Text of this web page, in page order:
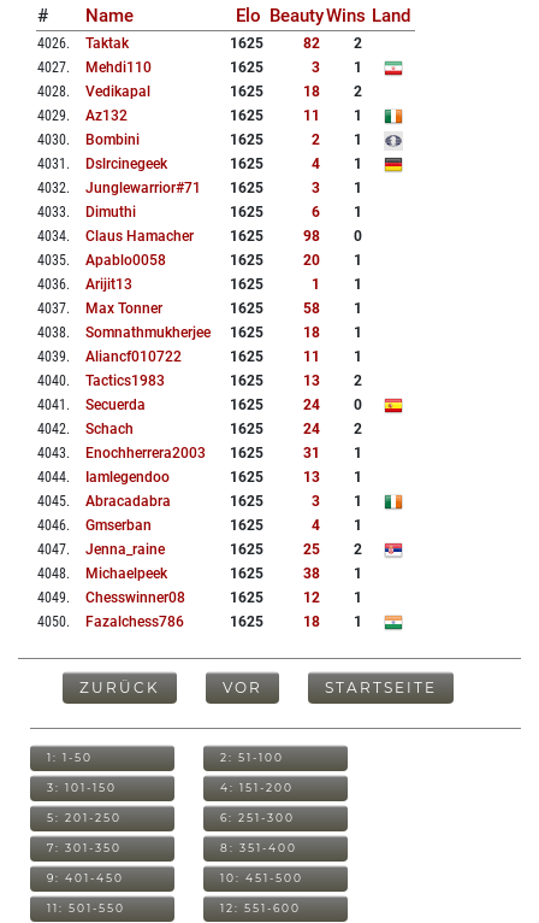
# Name Elo BeautyWins Land
4026. Taktak 1625 82
2
4027. Mehdi110 1625 3
1
4028. Vedikapal 1625 18
2
4029. Az132 1625 11
1
4030. Bombini 1625 2
1
4031 . Dslrcinegeek 1625 4
1
4032. Junglewarrior#71 1625 3
1
4033. Dimuthi 1625 6
1
4034. Claus Hamacher 1625 98
0
4035. Apablo0058 1625 20
1
4036. Arijit13 1625 1
1
4037. Max Tonner 1625 58
1
4038. Somnathmukherjee 1625 18
1
4039. Aliancf010722 1625 11
1
4040. Tactics1983 1625 13
2
4041 . Secuerda 1625 24
0
4042. Schach 1625 24
2
4043. Enochherrera2003 1625 31
1
4044. Iamlegendoo 1625 13
1
4045. Abracadabra 1625 3
1
4046. Gmserban 1625 4
1
4047. Jenna_raine 1625 25
2
4048. Michaelpeek 1625 38
1
4049. Chesswinner08 1625 12
1
4050. Fazalchess786 1625 18 1
ZURÜCK VOR STARTSEITE
1: 1-50 2: 51-100
3: 101-150 4: 151-200
5: 201-250 6: 251-300
7: 301-350 8: 351-400
9: 401-450 10: 451-500
11: 501-550 12: 551-600